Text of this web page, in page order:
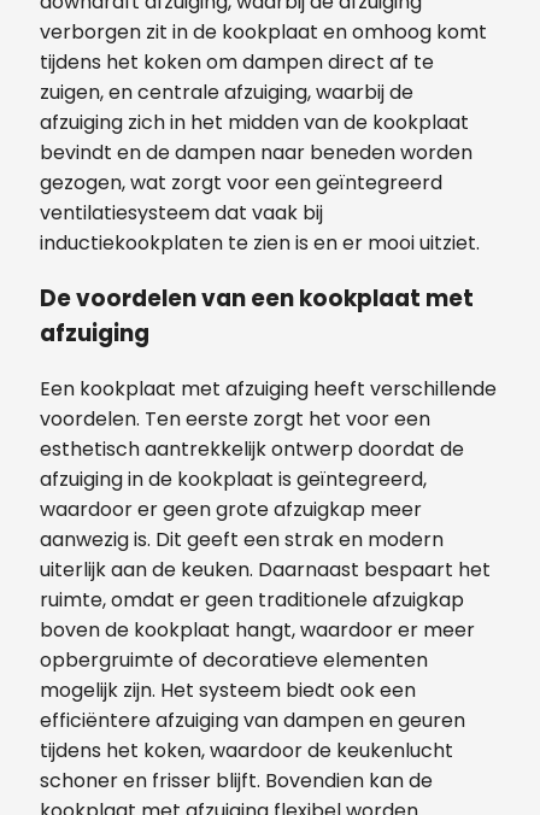
verborgen zit in de kookplaat en omhoog komt
tijdens het koken om dampen direct af te
zuigen, en centrale afzuiging, waarbij de
afzuiging zich in het midden van de kookplaat
bevindt en de dampen naar beneden worden
gezogen, wat zorgt voor een geïntegreerd
ventilatiesysteem dat vaak bij
inductiekookplaten te zien is en er mooi uitziet.
De voordelen van een kookplaat met
afzuiging
Een kookplaat met afzuiging heeft verschillende
voordelen. Ten eerste zorgt het voor een
esthetisch aantrekkelijk ontwerp doordat de
afzuiging in de kookplaat is geïntegreerd,
waardoor er geen grote afzuigkap meer
aanwezig is. Dit geeft een strak en modern
uiterlijk aan de keuken. Daarnaast bespaart het
ruimte, omdat er geen traditionele afzuigkap
boven de kookplaat hangt, waardoor er meer
opbergruimte of decoratieve elementen
mogelijk zijn. Het systeem biedt ook een
efficiëntere afzuiging van dampen en geuren
tijdens het koken, waardoor de keukenlucht
schoner en frisser blijft. Bovendien kan de